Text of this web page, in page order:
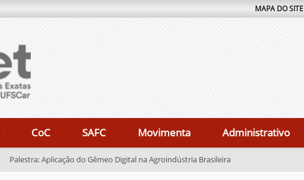
MAPA DO SITE
CoC SAFC Movimenta Administrativo
Palestra: Aplicação do Gêmeo Digital na Agroindústria Brasileira